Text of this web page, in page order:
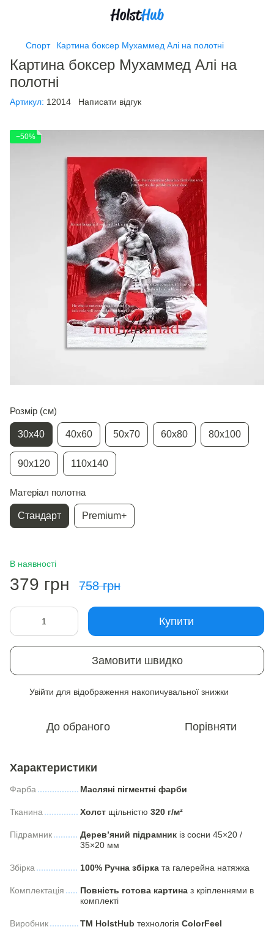
Спорт Картина боксер Мухаммед Алі на полотні
Картина боксер Мухаммед Алі на
полотні
Артикул: 12014 Написати відгук
−50%
Розмір (см)
30х40 40х60 50х70 60х80 80х100
90х120 110х140
Матеріал полотна
Стандарт Premium+
В наявності
379 грн 758 грн
Купити
Замовити швидко
Увійти для відображення накопичувальної знижки
До обраного Порівняти
Характеристики
Фарба Масляні пігментні фарби
Тканина Холст щільністю 320 г/м²
Підрамник Дерев’яний підрамник із сосни 45×20 /
35×20 мм
Збірка 100% Ручна збірка та галерейна натяжка
Комплектація Повність готова картина з кріпленнями в
комплекті
Виробник ТМ HolstHub технологія СolorFeel